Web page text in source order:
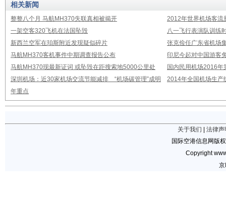
相关新闻
整整八个月 马航MH370失联真相被揭开
2012年世界机场客流
一架空客320飞机在法国坠毁
八一飞行表演队训练
新西兰空军在珀斯附近发现疑似碎片
张克俭任广东省机场
马航MH370客机事件中期调查报告公布
印尼今起对中国游客
马航MH370现最新证词 或坠毁在距搜索地5000公里处
国内民用机场2016年
深圳机场：近30家机场交流节能减排 “机场碳管理”成明
年重点
2014年全国机场生产
关于我们
法律声
国际空港信息网版
Copyright